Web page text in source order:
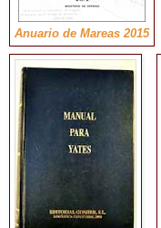
Anuario de Mareas 2015